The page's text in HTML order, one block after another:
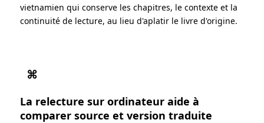
vietnamien qui conserve les chapitres, le contexte et la
continuité de lecture, au lieu d'aplatir le livre d'origine.
⌘
La relecture sur ordinateur aide à
comparer source et version traduite